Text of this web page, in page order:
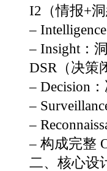
I2（情报+
–
– Insight：
DSR（决策
– Decision
–
–
– 构成完整
二、核心设